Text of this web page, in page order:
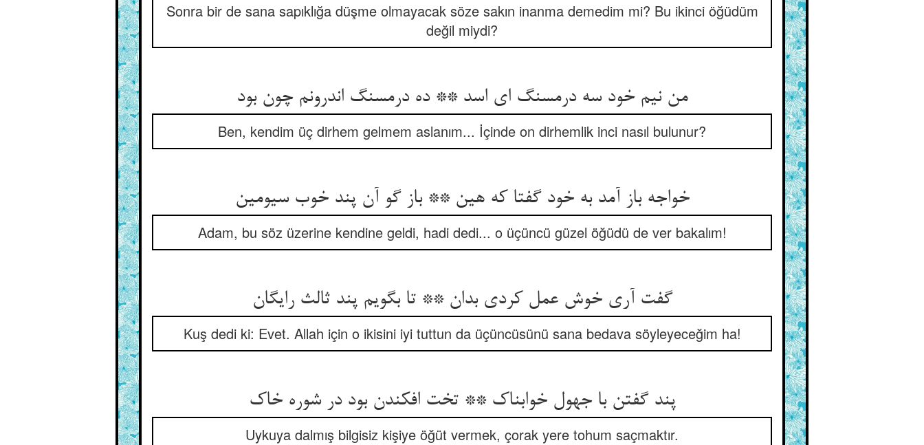
Sonra bir de sana sapıklığa düşme olmayacak söze sakın inanma demedim mi? Bu ikinci öğüdüm
değil miydi?
من نیم خود سه درمسنگ ای اسد ** ده درمسنگ اندرونم چون بود
Ben, kendim üç dirhem gelmem aslanım... İçinde on dirhemlik inci nasıl bulunur?
خواجه باز آمد به خود گفتا که هین ** باز گو آن پند خوب سیومین
Adam, bu söz üzerine kendine geldi, hadi dedi... o üçüncü güzel öğüdü de ver bakalım!
گفت آری خوش عمل کردی بدان ** تا بگویم پند ثالث رایگان
Kuş dedi ki: Evet. Allah için o ikisini iyi tuttun da üçüncüsünü sana bedava söyleyeceğim ha!
پند گفتن با جهول خوابناک ** تخت افکندن بود در شوره خاک
Uykuya dalmış bilgisiz kişiye öğüt vermek, çorak yere tohum saçmaktır.